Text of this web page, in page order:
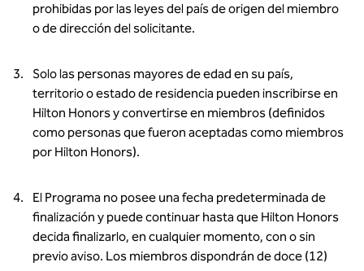
prohibidas por las leyes del país de origen del miembro
o de dirección del solicitante.
Solo las personas mayores de edad en su país,
territorio o estado de residencia pueden inscribirse en
Hilton Honors y convertirse en miembros (definidos
como personas que fueron aceptadas como miembros
por Hilton Honors).
El Programa no posee una fecha predeterminada de
finalización y puede continuar hasta que Hilton Honors
decida finalizarlo, en cualquier momento, con o sin
previo aviso. Los miembros dispondrán de doce (12)